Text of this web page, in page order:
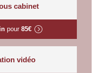
cabinet
pour 85€
vidéo